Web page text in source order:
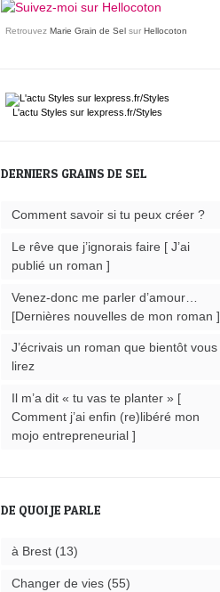
Retrouvez Marie Grain de Sel sur Hellocoton
L'actu Styles sur lexpress.fr/Styles
DERNIERS GRAINS DE SEL
Comment savoir si tu peux créer ?
Le rêve que j’ignorais faire [ J’ai
publié un roman ]
Venez-donc me parler d’amour…
[Dernières nouvelles de mon roman ]
J’écrivais un roman que bientôt vous
lirez
Il m’a dit « tu vas te planter » [
Comment j’ai enfin (re)libéré mon
mojo entrepreneurial ]
DE QUOI JE PARLE
à Brest(13)
Changer de vies(55)